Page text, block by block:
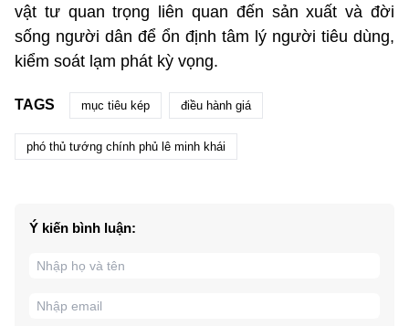
vật tư quan trọng liên quan đến sản xuất và đời
sống người dân để ổn định tâm lý người tiêu dùng,
kiểm soát lạm phát kỳ vọng.
TAGS mục tiêu kép điều hành giá
phó thủ tướng chính phủ lê minh khái
Ý kiến bình luận: